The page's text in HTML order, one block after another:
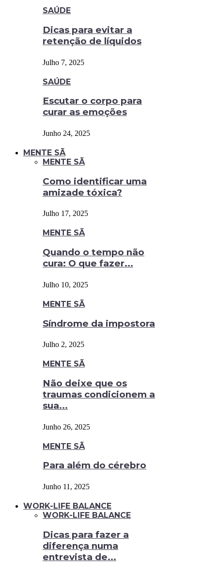
SAÚDE
Dicas para evitar a
retenção de líquidos
Julho 7, 2025
SAÚDE
Escutar o corpo para
curar as emoções
Junho 24, 2025
MENTE SÃ
MENTE SÃ
Como identificar uma
amizade tóxica?
Julho 17, 2025
MENTE SÃ
Quando o tempo não
cura: O que fazer...
Julho 10, 2025
MENTE SÃ
Síndrome da impostora
Julho 2, 2025
MENTE SÃ
Não deixe que os
traumas condicionem a
sua...
Junho 26, 2025
MENTE SÃ
Para além do cérebro
Junho 11, 2025
WORK-LIFE BALANCE
WORK-LIFE BALANCE
Dicas para fazer a
diferença numa
entrevista de...